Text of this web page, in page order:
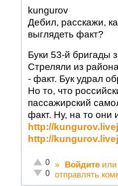
kungurov
Дебил, расскажи,
выглядеть факт?
Буки 53-й бригады
Стреляли из
- факт. Бук удрал
Но то, что
пассажирский
факт. Ну, на то они
http://
http://
Отлично!
0
Неадекватно!
0
» Войдите
отправлять